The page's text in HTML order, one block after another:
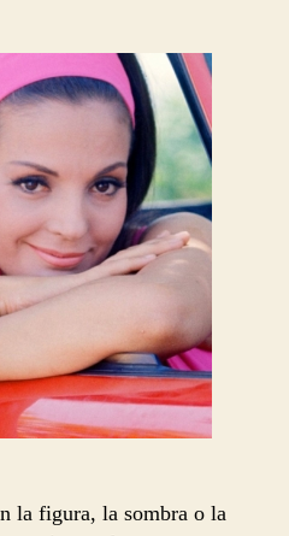
entrada
la figura, la sombra o la